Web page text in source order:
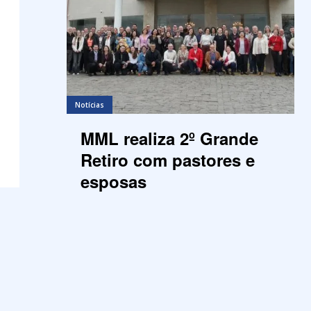
Notícias
MML realiza 2º Grande
Retiro com pastores e
esposas